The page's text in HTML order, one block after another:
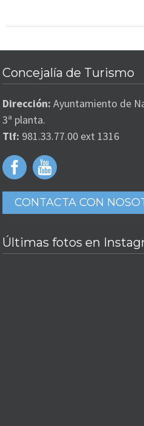
Concejalía de Turismo
Dirección:Ayuntamiento de
3ª planta.
Tlf: 981.33.77.00 ext 1316
CONTACTA CON
Últimas fotos en